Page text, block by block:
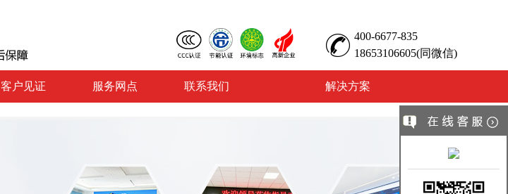
400-6677-835
18653106605(同微信)
客户见证 服务网点 联系我们 解决方案